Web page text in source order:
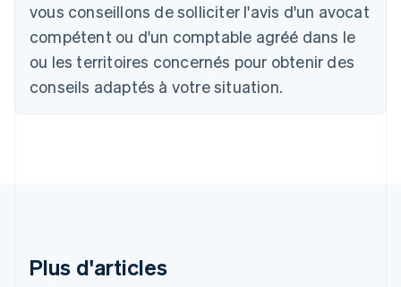
vous conseillons de solliciter l'avis d'un avocat
compétent ou d'un comptable agréé dans le
ou les territoires concernés pour obtenir des
conseils adaptés à votre situation.
Plus d'articles
Bulgarie
English
Canada
English Français
Chine continentale
Espagne